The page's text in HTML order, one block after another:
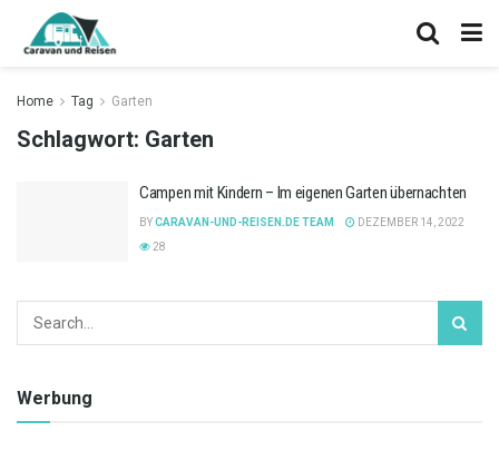
Home Tag Garten
Schlagwort: Garten
Campen mit Kindern – Im eigenen Garten übernachten
BYCARAVAN-UND-REISEN.DE TEAM
DEZEMBER 14, 2022
28
Werbung